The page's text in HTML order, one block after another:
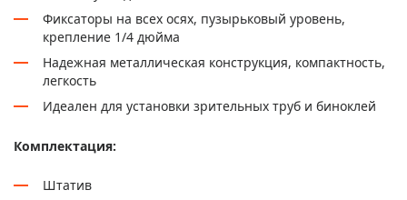
Фиксаторы на всех осях, пузырьковый уровень,
крепление 1/4 дюйма
Надежная металлическая конструкция, компактность,
легкость
Идеален для установки зрительных труб и биноклей
Комплектация:
Штатив